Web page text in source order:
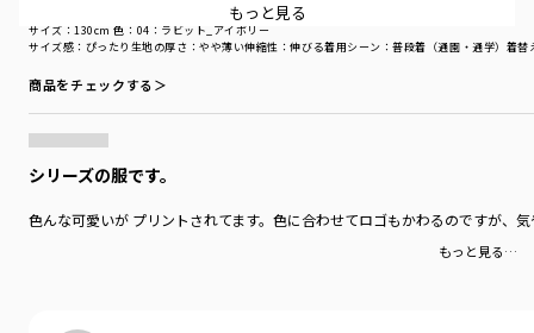
サイズ感 ：ぴったり 生地の厚さ ：やや薄い伸縮性 ：伸びる着用シーン ：普段着（通園・通学） 着替
サイズ：130cm 色：04：ラビット_アイボリー
商品をチェックする＞
シリーズの服です。
色んな可愛いが プリントされてます。色に合わせてロゴもかわるのですが、
もっと見る…
吸水性が高く通気性が良い綿100％天竺生地
肌触りが良くお子様のお肌にも安心です
※生地の特性上、若干のムラがございますが商品に問題はございません。
あらかじめご了承ください
Daily…毎日
Relax…力を抜いて、くつろぐ
Comfortable…気持ちの良い、快適な
着心地の良い服を、手に取りやすい価格で。
もっと見る